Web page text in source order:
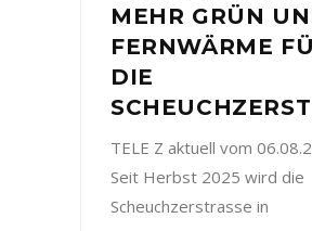
MEHR GRÜN
FERNWÄRME
DIE
TELE Z aktuell vom
Seit Herbst 2025 wird die
Scheuchzerstrasse in